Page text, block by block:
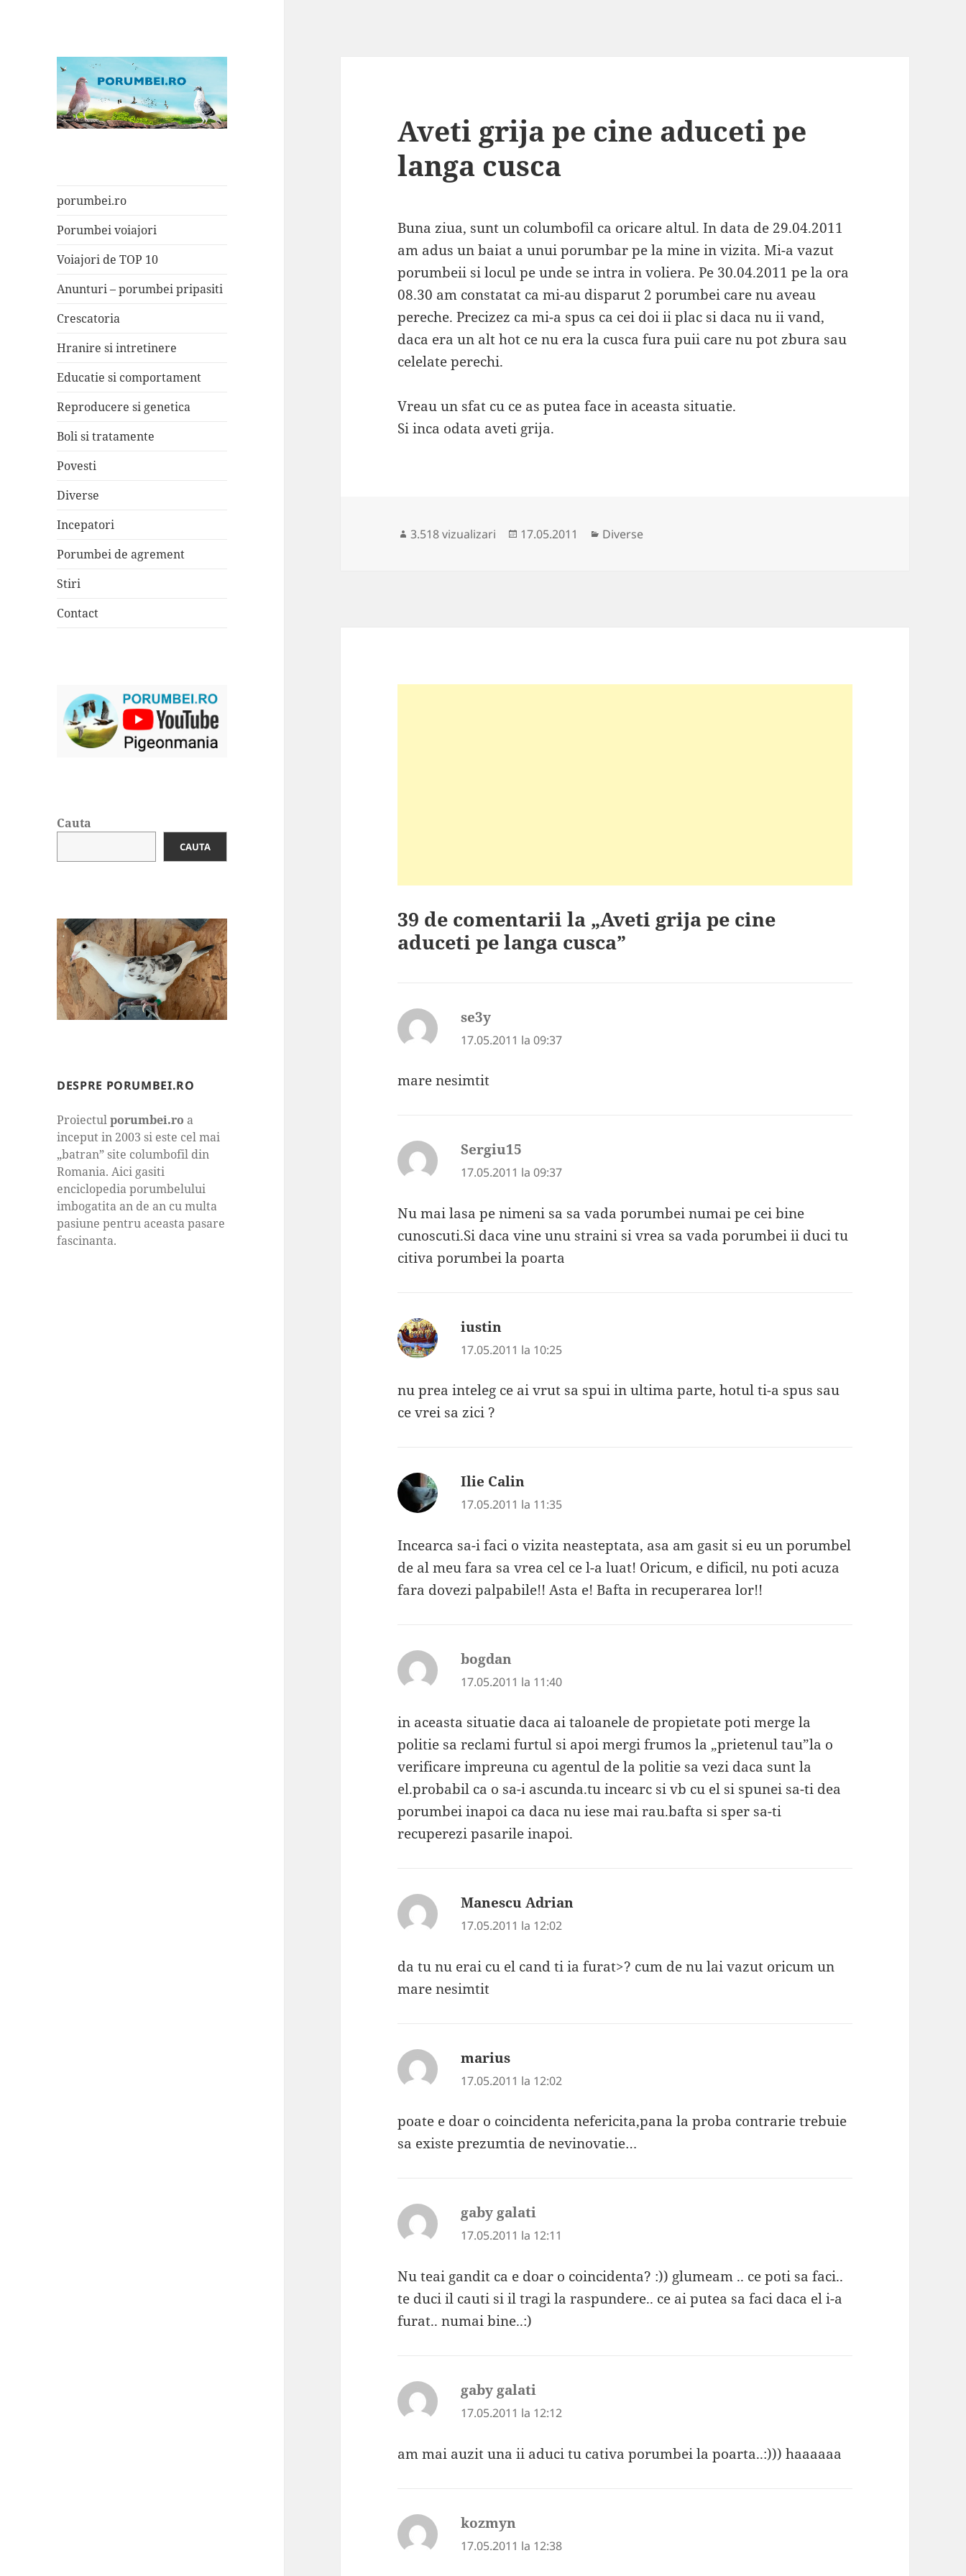
porumbei.ro
Porumbei voiajori
Voiajori de TOP 10
Anunturi – porumbei pripasiti
Crescatoria
Hranire si intretinere
Educatie si comportament
Reproducere si genetica
Boli si tratamente
Povesti
Diverse
Incepatori
Porumbei de agrement
Stiri
Contact
Cauta
CAUTA
DESPRE PORUMBEI.RO
Proiectulporumbei.ro a
inceput in 2003 si este cel mai
„batran” site columbofil din
Romania. Aici gasiti
enciclopedia porumbelului
imbogatita an de an cu multa
pasiune pentru aceasta pasare
fascinanta.
Aveti grija pe cine aduceti pe
langa cusca
Buna ziua, sunt un columbofil ca oricare altul. In data de 29.04.2011
am adus un baiat a unui porumbar pe la mine in vizita. Mi-a vazut
porumbeii si locul pe unde se intra in voliera. Pe 30.04.2011 pe la ora
08.30 am constatat ca mi-au disparut 2 porumbei care nu aveau
pereche. Precizez ca mi-a spus ca cei doi ii plac si daca nu ii vand,
daca era un alt hot ce nu era la cusca fura puii care nu pot zbura sau
celelate perechi.
Vreau un sfat cu ce as putea face in aceasta situatie.
Si inca odata aveti grija.
3.518 vizualizari
Publicat
17.05.2011 Categorii
Diverse
39 de comentarii la „Aveti grija pe cine
aduceti pe langa cusca”
se3y
17.05.2011 la 09:37
mare nesimtit
Sergiu15
17.05.2011 la 09:37
Nu mai lasa pe nimeni sa sa vada porumbei numai pe cei bine
cunoscuti.Si daca vine unu straini si vrea sa vada porumbei ii duci tu
citiva porumbei la poarta
iustin
17.05.2011 la 10:25
nu prea inteleg ce ai vrut sa spui in ultima parte, hotul ti-a spus sau
ce vrei sa zici ?
Ilie Calin
17.05.2011 la 11:35
Incearca sa-i faci o vizita neasteptata, asa am gasit si eu un porumbel
de al meu fara sa vrea cel ce l-a luat! Oricum, e dificil, nu poti acuza
fara dovezi palpabile!! Asta e! Bafta in recuperarea lor!!
bogdan
17.05.2011 la 11:40
in aceasta situatie daca ai taloanele de propietate poti merge la
politie sa reclami furtul si apoi mergi frumos la „prietenul tau”la o
verificare impreuna cu agentul de la politie sa vezi daca sunt la
el.probabil ca o sa-i ascunda.tu incearc si vb cu el si spunei sa-ti dea
porumbei inapoi ca daca nu iese mai rau.bafta si sper sa-ti
recuperezi pasarile inapoi.
Manescu Adrian
17.05.2011 la 12:02
da tu nu erai cu el cand ti ia furat>? cum de nu lai vazut oricum un
mare nesimtit
marius
17.05.2011 la 12:02
poate e doar o coincidenta nefericita,pana la proba contrarie trebuie
sa existe prezumtia de nevinovatie…
gaby galati
17.05.2011 la 12:11
Nu teai gandit ca e doar o coincidenta? :)) glumeam .. ce poti sa faci..
te duci il cauti si il tragi la raspundere.. ce ai putea sa faci daca el i-a
furat.. numai bine..:)
gaby galati
17.05.2011 la 12:12
am mai auzit una ii aduci tu cativa porumbei la poarta..:))) haaaaaa
kozmyn
17.05.2011 la 12:38